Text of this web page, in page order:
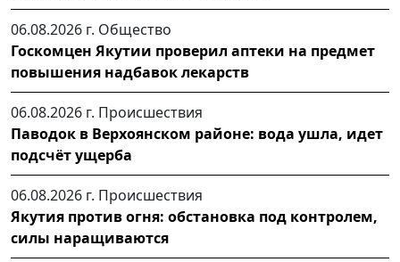
06.08.2026 г. Общество
Госкомцен Якутии проверил аптеки на предмет
повышения надбавок лекарств
06.08.2026 г. Происшествия
Паводок в Верхоянском районе: вода ушла, идет
подсчёт ущерба
06.08.2026 г. Происшествия
Якутия против огня: обстановка под контролем,
силы наращиваются